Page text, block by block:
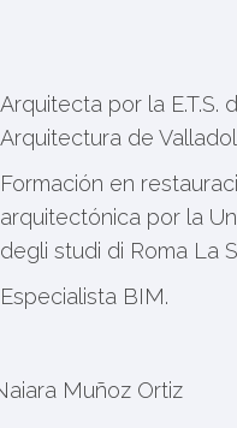
Arquitecta por la E.T.S.
Arquitectura de
Formación en
arquitectónica por la
degli studi di Roma La
Especialista BIM.